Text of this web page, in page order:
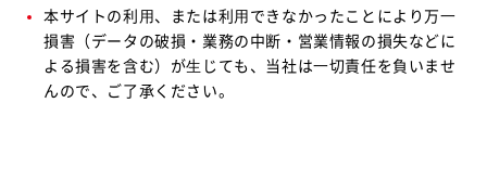
本サイトの利⽤、または利⽤できなかったことにより万⼀
損害（データの破損・業務の中断・営業情報の損失などに
よる損害を含む）が⽣じても、当社は⼀切責任を負いませ
んので、ご了承ください。